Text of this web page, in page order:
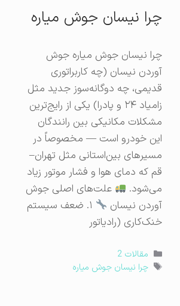
چرا نیسان جوش میاره
چرا نیسان جوش میاره جوش
آوردن نیسان (چه کاربراتوری
قدیمی، چه دوگانه‌سوز جدید مثل
زامیاد ۲۴ و پادرا) یکی از رایج‌ترین
مشکلات مکانیکی بین رانندگان
این خودرو است — مخصوصاً در
مسیرهای بین‌استانی مثل تهران–
قم که دمای هوا و فشار موتور زیاد
می‌شود.
علت‌های اصلی جوش
آوردن نیسان
۱. ضعف سیستم
خنک‌کاری (رادیاتور
دسته‌ها
مقالات 2
برچسب‌ها
چرا نیسان جوش میاره